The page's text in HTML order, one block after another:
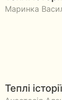
Маринка
Теплі